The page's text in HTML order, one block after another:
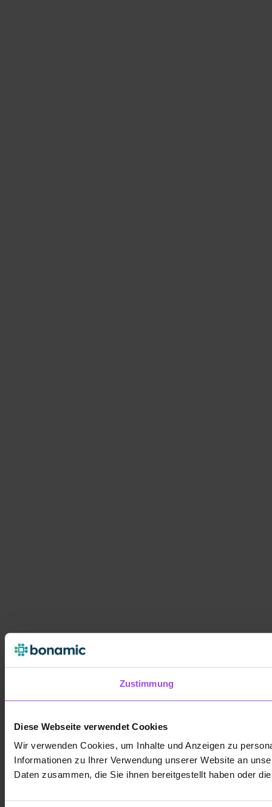
Zustimmung
Diese Webseite verwendet Cookies
Wir verwenden Cookies, um Inhalte und Anzeigen zu
Informationen zu Ihrer Verwendung unserer Website an
Daten zusammen, die Sie ihnen bereitgestellt haben oder